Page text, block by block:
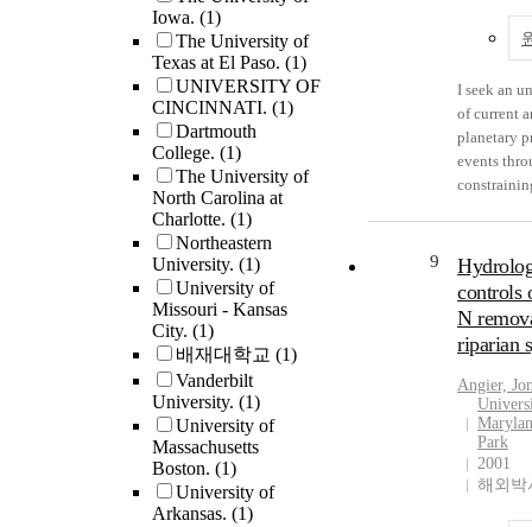
Iowa. (1)
The University of
Texas at El Paso. (1)
UNIVERSITY OF
CINCINNATI. (1)
Dartmouth
College. (1)
The University of
North Carolina at
Charlotte. (1)
Northeastern
University. (1)
University of
Missouri - Kansas
City. (1)
배재대학교 (1)
Vanderbilt
University. (1)
University of
Massachusetts
Boston. (1)
University of
Arkansas. (1)
draining
Slope of
major ion,
and delta
the overall
acids, with
seasonal
silicate
carbonic
plant
salt
all rivers
shifts in
and
physically
microbial
provides
microbial
patterns
hot spring
confirms
and pH as
factors
the
extensive
metadata
links
here are
and
4) studies
address
gaps about
determine
quagga
impact on
excretion
measured
and
nitrogen,
along
Basin of
Australia.
preserved
Middle
Devonian
Frasnian,
significant
learned
Devonian
extinction
Canning
a detailed
basin
I seek an
of current
planetary
events
to simulate
laboratory
than to
samples.
techniques
equipment
one
to
but this
results
piston
9
controls
N
riparian
Angier,
Park
2001
해외박